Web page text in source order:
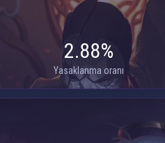
2.88%
Yasaklanma oranı